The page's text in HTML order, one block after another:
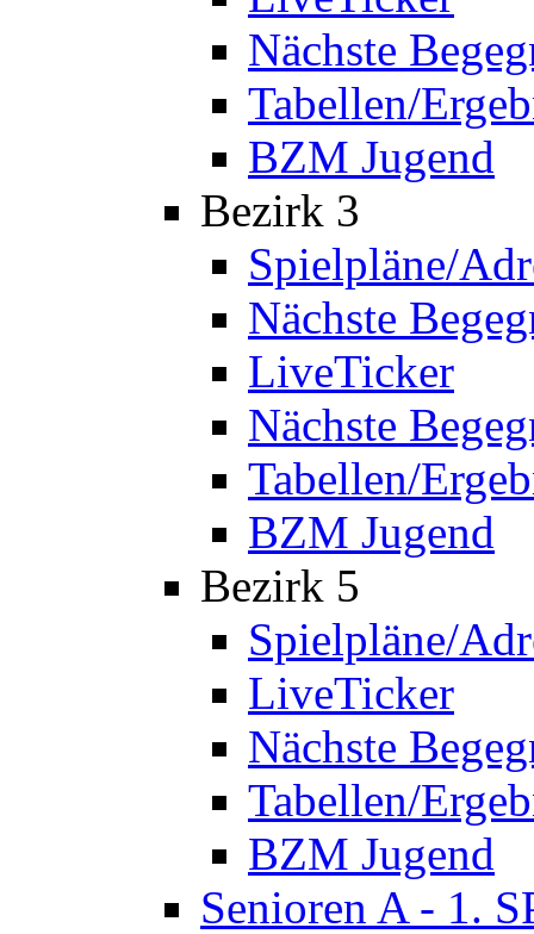
Nächste
Tabellen/
BZM Jugend
Bezirk 3
Spielpläne/
Nächste
LiveTicker
Nächste
Tabellen/
BZM Jugend
Bezirk 5
Spielpläne/
LiveTicker
Nächste
Tabellen/
BZM Jugend
Senioren A - 1.